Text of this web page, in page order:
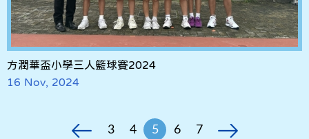
方潤華盃小學三人籃球賽2024
16 Nov, 2024
3 4 5 6 7